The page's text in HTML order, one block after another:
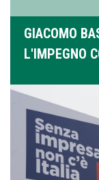
GIACOMO
L'IMPEGNO